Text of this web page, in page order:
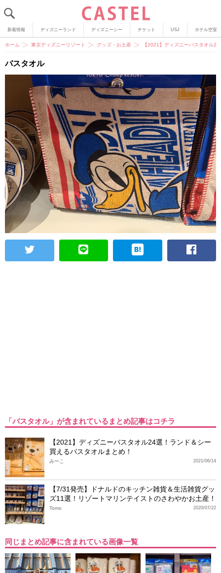
新着情報 ディズニーランド ディズニーシー チケット USJ ホテル空室
ホーム 東京ディズニーリゾート グッズ・お土産 【2021】ディズニーバスタオル
バスタオル
「バスタオル」が含まれているまとめ記事はコチラ
【2021】ディズニーバスタオル24選！ランド＆シー
買えるバスタオルまとめ！
2021/06/14
みーこ
【7/31発売】ドナルドのキッチン雑貨＆生活雑貨グッ
ズ11選！リゾートマリンテイストのさわやかお土産！
2020/07/22
Tomo
同じまとめ記事に含まれている画像一覧